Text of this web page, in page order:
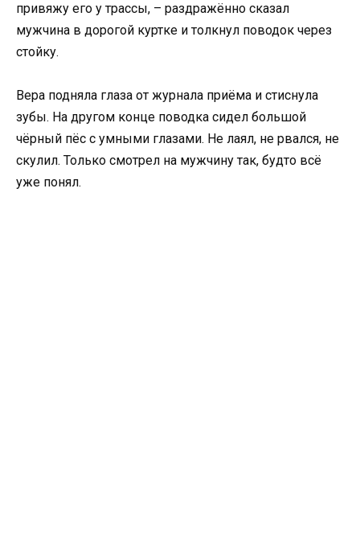
привяжу его у трассы, – раздражённо сказал
мужчина в дорогой куртке и толкнул поводок через
стойку.
Вера подняла глаза от журнала приёма и стиснула
зубы. На другом конце поводка сидел большой
чёрный пёс с умными глазами. Не лаял, не рвался, не
скулил. Только смотрел на мужчину так, будто всё
уже понял.